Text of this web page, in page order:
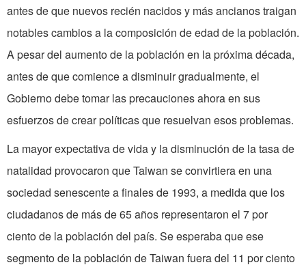
antes de que nuevos recién nacidos y más ancianos traigan
notables cambios a la composición de edad de la población.
A pesardel aumento de la población en la próxima década,
antes de que comience a disminuir gradualmente, el
Gobierno debe tomar las precauciones ahora en sus
esfuerzos de crear políticas que resuelvan esos problemas.
La mayor expectativa de vida y la disminución de la tasa de
natalidad provocaron que Taiwan se convirtiera en una
sociedad senescente a finales de 1993, a medida que los
ciudadanos de más de 65 años representaron el 7 por
ciento de la población del país. Se esperaba que ese
segmento de la población deTaiwan fueradel 11 por ciento